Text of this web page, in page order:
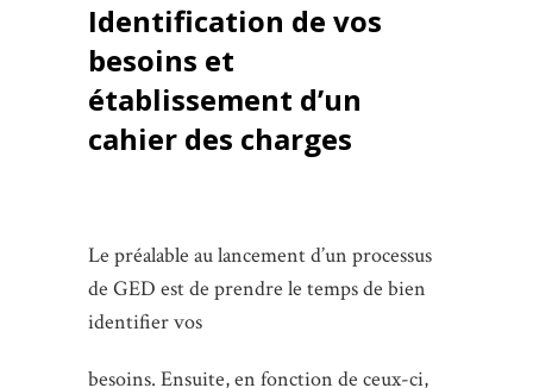
Identification de vos
besoins et
établissement d’un
cahier des charges
Le préalable au lancement d’un processus
de GED est de prendre le temps de bien
identifier vos
besoins. Ensuite, en fonction de ceux-ci,